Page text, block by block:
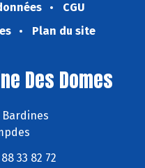
CGU
Plan du site
Des Domes
33 82 72